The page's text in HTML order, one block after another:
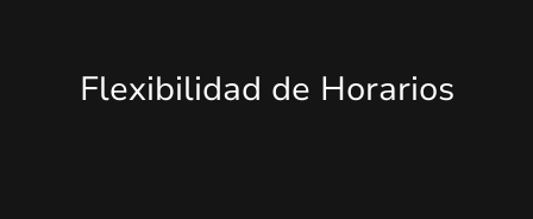
Flexibilidad de Horarios